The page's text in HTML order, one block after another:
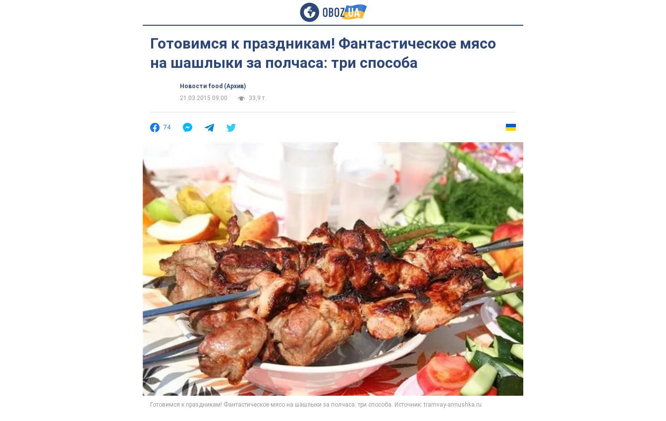
Готовимся к праздникам! Фантастическое мясо
на шашлыки за полчаса: три способа
Новости food (Архив)
21.03.2015 09:00
33,9 т.
74